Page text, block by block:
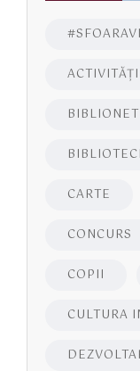
ACTIVITĂŢI
BIBLIONET
CARTE
CONCURS
COPII
CULTURA